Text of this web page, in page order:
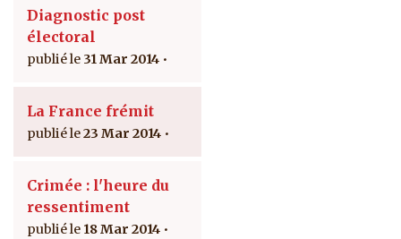
Diagnostic post
électoral
31 Mar 2014
La France frémit
23 Mar 2014
Crimée : l'heure du
ressentiment
18 Mar 2014